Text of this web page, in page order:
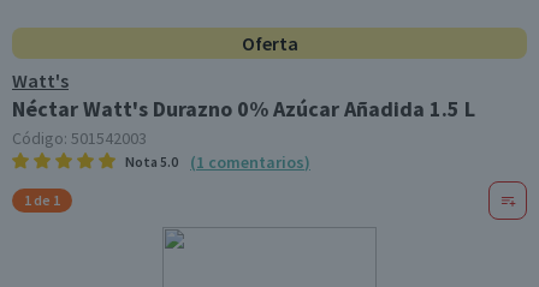
Oferta
Watt's
Néctar Watt's Durazno 0% Azúcar Añadida 1.5 L
Código: 501542003
Nota 5.0 (1 comentarios)
1 de 1